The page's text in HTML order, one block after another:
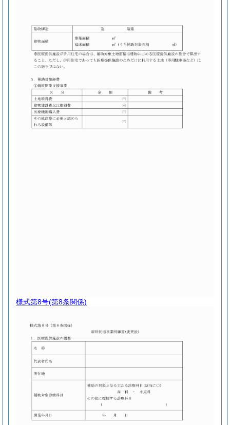
様式第8号(第8条関係)